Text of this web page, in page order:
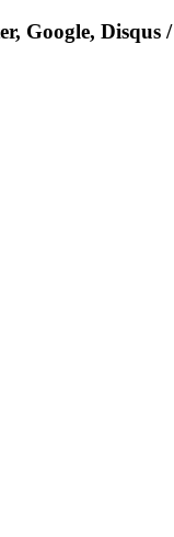
Google, Disqus /